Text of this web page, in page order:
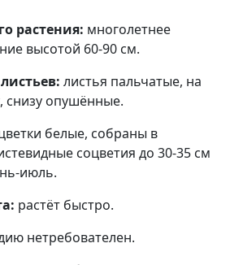
растения: многолетнее
высотой 60-90 см.
листья пальчатые, на
снизу опушённые.
белые, собраны в
соцветия до 30-35 см
июль.
растёт быстро.
нетребователен.